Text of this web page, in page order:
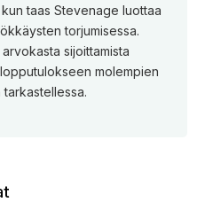
taas Stevenage luottaa
torjumisessa.
sijoittamista
molempien